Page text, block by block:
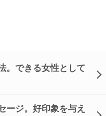
。できる女性として
ージ。好印象を与え